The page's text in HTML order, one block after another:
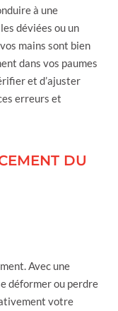
à une
déviées ou un
mains sont bien
dans vos paumes
et d’ajuster
erreurs et
DU
Avec une
déformer ou perdre
votre